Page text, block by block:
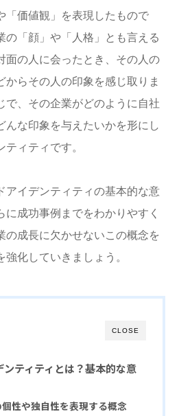
「価値観」を表現したもので
の「顔」や「人格」とも言える
面の人に会ったとき、その人の
からその人の印象を感じ取りま
で、その企業がどのように自社
んな印象を与えたいかを形にし
ィティです。
アイデンティティの基本的な意
に成功事例までをわかりやすく
の成長に欠かせないこの概念を
化していきましょう。
CLOSE
ンティティとは？基本的な意
性や独自性を表現する概念